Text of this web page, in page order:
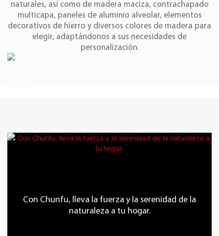
naturales, así como de madera maciza, contrachapado
multicapa, paneles de aluminio alveolar, elementos
decorativos de hierro y diversos colores de madera para
elegir, adaptándonos a sus necesidades de
personalización.
Con Chunfu, lleva la fuerza y ​​la serenidad de la
naturaleza a tu hogar.